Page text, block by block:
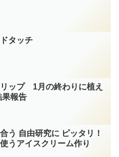
タッチ
リップ 1月の終わりに植え
報告
う 自由研究に ピッタリ！
うアイスクリーム作り